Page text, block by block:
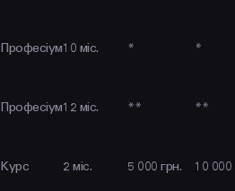
Професіум10 міс. * *
Професіум12 міс. ** **
Курс 2 міс. 5 000 грн. 10 000